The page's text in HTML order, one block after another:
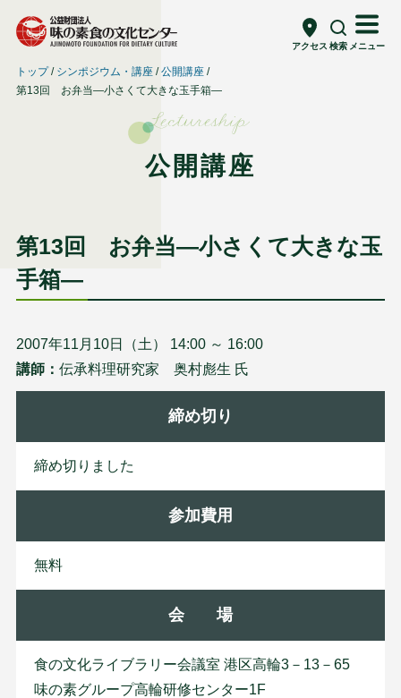
アクセス 検索 メニュー
トップ シンポジウム・講座
公開講座
第13回 お弁当―小さくて大きな玉手箱―
Lectureship
公開講座
第13回 お弁当―小さくて大きな玉
手箱―
2007年11月10日（土） 14:00 ～ 16:00
講師： 伝承料理研究家 奥村彪生 氏
締め切り
締め切りました
参加費用
無料
会 場
食の文化ライブラリー会議室 港区高輪3－13－65
味の素グループ高輪研修センター1F